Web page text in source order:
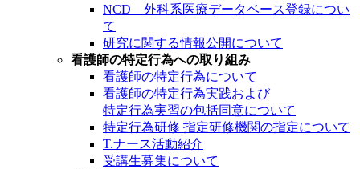
NCD 外科系医療データベース登録につい
て
研究に関する情報公開について
看護師の特定行為への取り組み
看護師の特定行為について
看護師の特定行為実践および
特定行為実習の包括同意について
特定行為研修 指定研修機関の指定について
T.ナース活動紹介
受講生募集について